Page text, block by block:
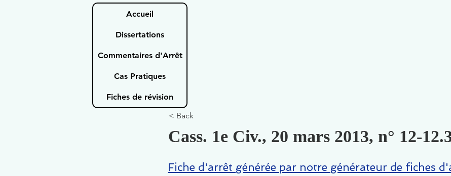
Accueil
Dissertations
Commentaires d'Arrêt
Cas Pratiques
Fiches de révision
< Back
Cass. 1e Civ., 20 mars 2013, n° 12-
Fiche d'arrêt générée par notre générateur de fiches